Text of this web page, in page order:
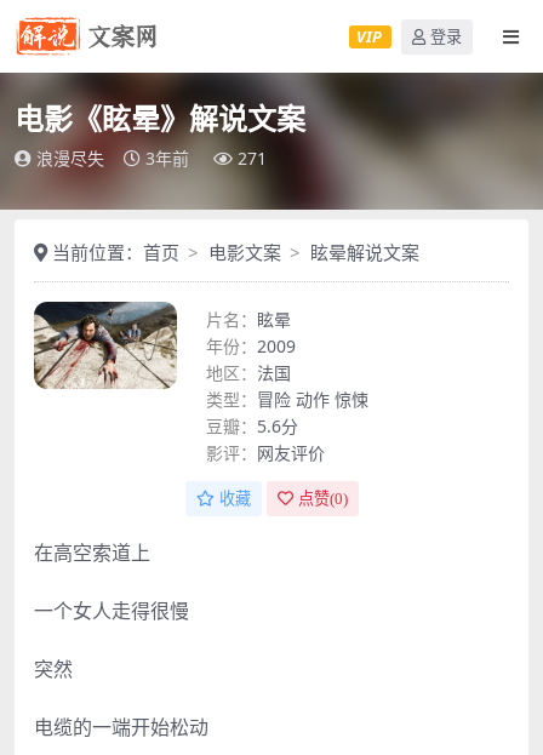
VIP 登录
电影《眩晕》解说文案
浪漫尽失 3年前 271
当前位置： 首页 电影文案 眩晕解说文案
片名： 眩晕
年份： 2009
地区： 法国
类型： 冒险 动作 惊悚
豆瓣： 5.6分
影评： 网友评价
收藏 点赞(0)
在高空索道上
一个女人走得很慢
突然
电缆的一端开始松动